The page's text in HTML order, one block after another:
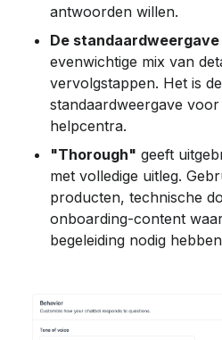
antwoorden willen.
De standaardweergave
evenwichtige mix van
vervolgstappen. Het is
standaardweergave voor
helpcentra.
"Thorough" geeft
met volledige uitleg.
producten, technische
onboarding-content
begeleiding nodig